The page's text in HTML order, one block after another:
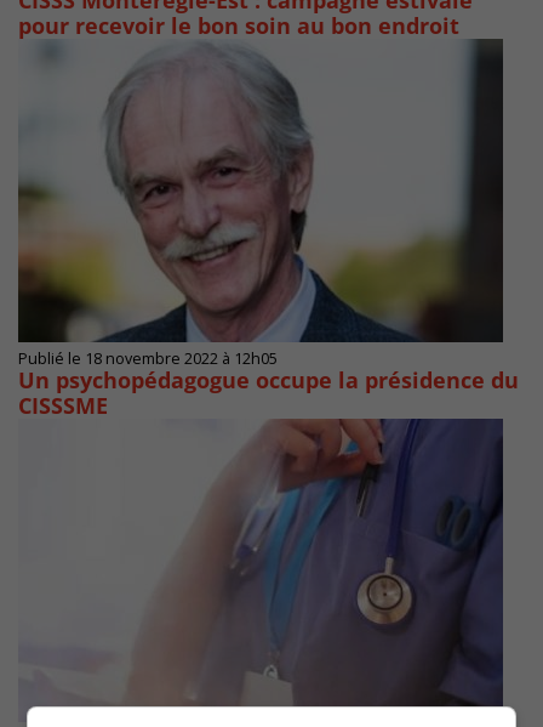
pour recevoir le bon soin au bon endroit
Publié le 18 novembre 2022 à 12h05
Un psychopédagogue occupe la présidence du
CISSSME